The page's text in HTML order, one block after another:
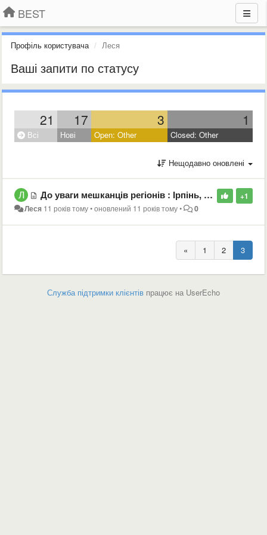
BEST
Профіль користувача Леся
Ваші запити по статусу
21 17 3 1
Всі Нові Open: Other Closed: Other
Нещодавно оновлені
+1
До уваги мешканців регіонів : Ірпінь, Буча, Ворзель, Гостомель, Горенка, Блиставиця!
Леся 11 років тому•оновлений 11 років тому• 0
« 1 2 3
Служба підтримки клієнтів працює на UserEcho